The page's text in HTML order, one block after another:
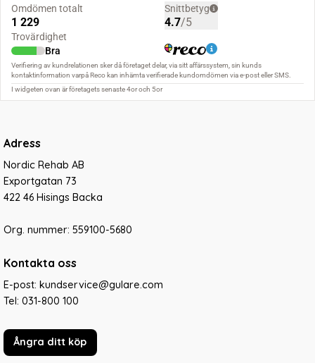
Adress
Nordic Rehab AB
Exportgatan 73
422 46 Hisings Backa
Org. nummer: 559100-5680
Kontakta oss
E-post: kundservice@gulare.com
Tel: 031-800 100
Ångra ditt köp